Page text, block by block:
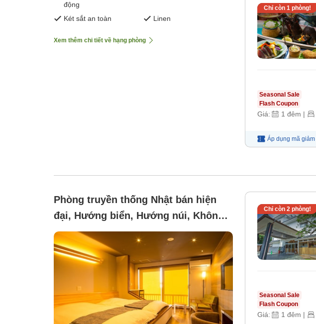
động
Két sắt an toàn Linen
Xem thêm chi tiết về hạng phòng
Chỉ còn 1phòng!
Seasonal Sale
Flash Coupon
Giá: 1 đêm |
Áp dụng mã giảm
Phòng truyền thống Nhật bán hiện
đại, Hướng biển, Hướng núi, Không
hút thuốc (■Tái cấu trúc■)
Chỉ còn 2phòng!
Seasonal Sale
Flash Coupon
Giá: 1 đêm |